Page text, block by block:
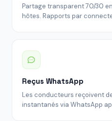
Partage transparent 70/30
hôtes. Rapports par
Reçus WhatsApp
Les conducteurs reçoivent
instantanés via WhatsApp